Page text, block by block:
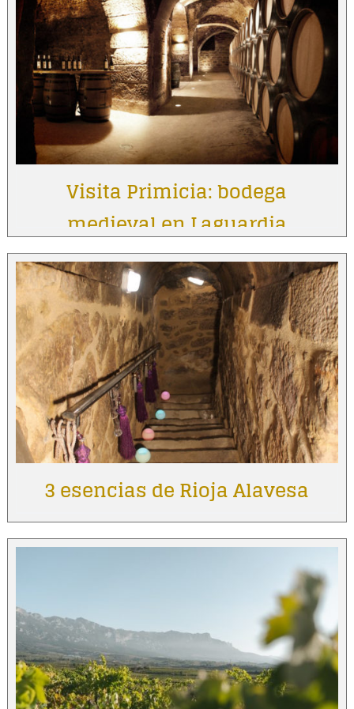
Visita Primicia: bodega
medieval en Laguardia
3 esencias de Rioja Alavesa